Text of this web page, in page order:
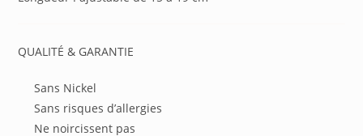
QUALITÉ & GARANTIE
Sans Nickel
Sans risques d’allergies
Ne noircissent pas